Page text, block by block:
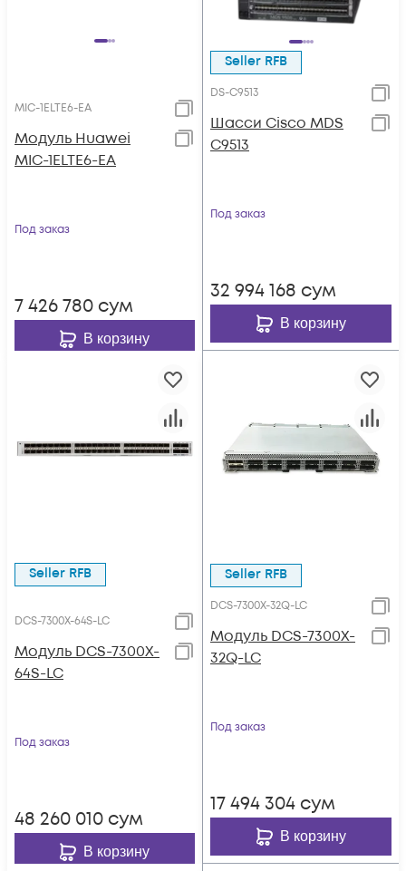
MIC-1ELTE6-EA
Модуль Huawei
MIC-1ELTE6-EA
Под заказ
7 426 780 сум
В корзину
Seller RFB
DS-C9513
Шасси Cisco MDS
C9513
Под заказ
32 994 168 сум
В корзину
Seller RFB
DCS-7300X-64S-LC
Модуль DCS-7300X-
64S-LC
Под заказ
48 260 010 сум
В корзину
Seller RFB
DCS-7300X-32Q-LC
Модуль DCS-7300X-
32Q-LC
Под заказ
17 494 304 сум
В корзину